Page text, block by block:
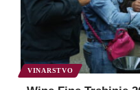
VINARSTVO